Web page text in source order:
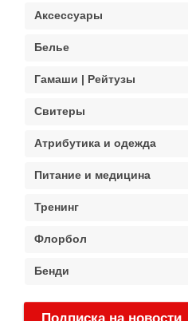
Аксессуары
Белье
Гамаши | Рейтузы
Свитеры
Атрибутика и одежда
Питание и медицина
Тренинг
Флорбол
Бенди